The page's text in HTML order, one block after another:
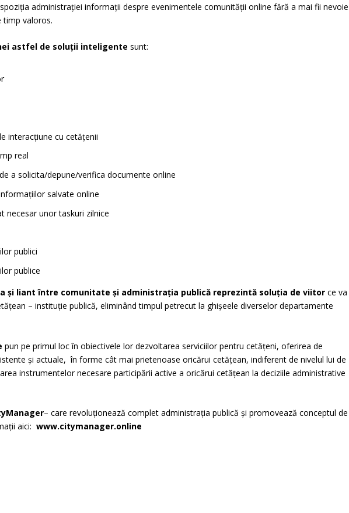
administraţiei informaţii despre evenimentele comunităţii online fără a mai fii nevoie
timp valoros.
astfel de soluții inteligente sunt:
interacțiune cu cetățenii
real
a solicita/depune/verifica documente online
salvate online
necesar unor taskuri zilnice
publici
publice
şi liant între comunitate şi administraţia publică reprezintă soluția de viitor ce va
– instituţie publică, eliminând timpul petrecut la ghişeele diverselor departamente
pun pe primul loc în obiectivele lor dezvoltarea serviciilor pentru cetăţeni, oferirea de
şi actuale, în forme cât mai prietenoase oricărui cetăţean, indiferent de nivelul lui de
instrumentelor necesare participării active a oricărui cetăţean la deciziile administrative
– care revoluționează complet administrația publică și promovează conceptul de
aici:www.citymanager.online